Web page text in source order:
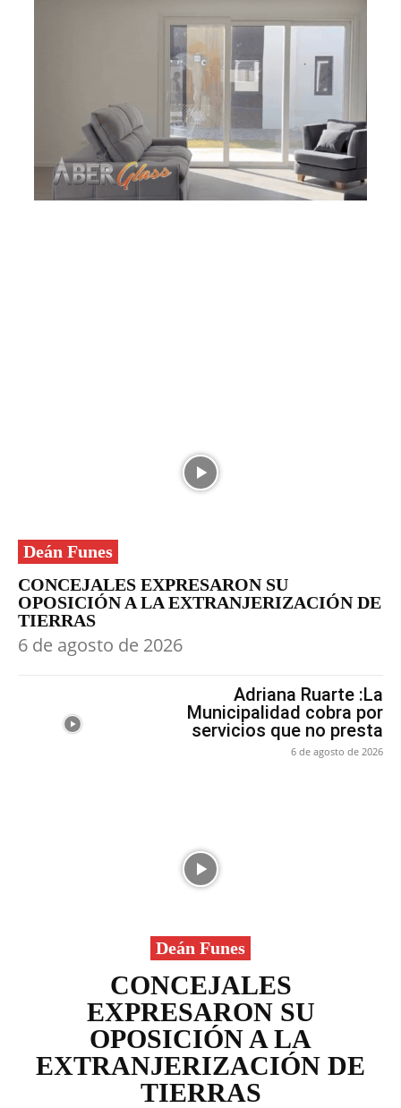
Deán Funes
CONCEJALES EXPRESARON SU
OPOSICIÓN A LA EXTRANJERIZACIÓN DE
TIERRAS
6 de agosto de 2026
Adriana Ruarte :La
Municipalidad cobra por
servicios que no presta
6 de agosto de 2026
Deán Funes
CONCEJALES
EXPRESARON SU
OPOSICIÓN A LA
EXTRANJERIZACIÓN DE
TIERRAS